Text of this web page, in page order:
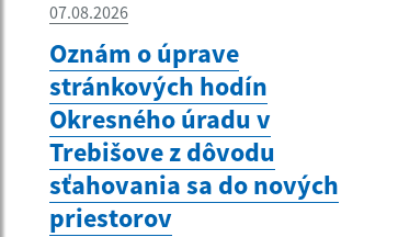
07.08.2026
Oznám o úprave
stránkových hodín
Okresného úradu v
Trebišove z dôvodu
sťahovania sa do nových
priestorov